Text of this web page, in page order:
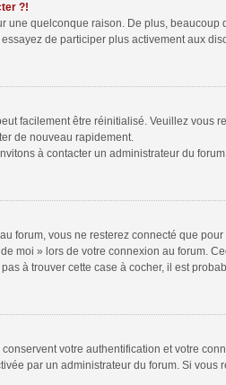
?!
une quelconque raison. De plus,
de participer plus activement aux
facilement être réinitialisé. Veuillez vous
de nouveau rapidement.
à contacter un administrateur du
forum, vous ne resterez connecté que
moi » lors de votre connexion au forum.
à trouver cette case à cocher, il est
votre authentification et votre
par un administrateur du forum. Si